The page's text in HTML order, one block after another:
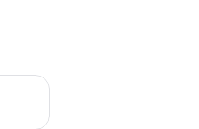
end prochain août 21 -